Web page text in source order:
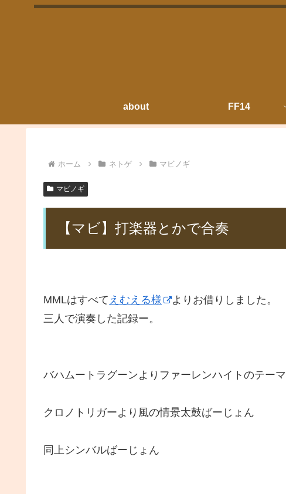
about FF14
ホーム ネトゲ マビノギ
マビノギ
【マビ】打楽器とかで合奏
MMLはすべて えむえる様
よりお借りしました。
三人で演奏した記録ー。
バハムートラグーンよりファーレンハイトのテーマ
クロノトリガーより風の情景太鼓ばーじょん
同上シンバルばーじょん